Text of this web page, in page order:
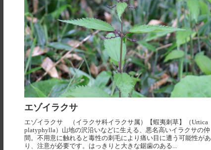
エゾイラクサ
エゾイラクサ （イラクサ科イラクサ属）【蝦夷刺草】（Urtica
platyphylla）山地の沢沿いなどに生える、悪名高いイラクサの仲
間。不用意に触れると毒性の刺毛により痛い目に遭う可能性があ
り、注意が必要です。はっきりと大きな鋸歯のある...